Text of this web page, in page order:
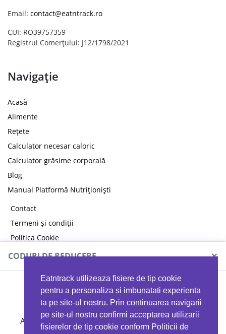
Eatntrack utilizeaza fisiere de tip cookie
pentru a personaliza si imbunatati experienta
ta pe site-ul nostru. Prin continuarea navigarii
pe site-ul nostru confirmi acceptarea utilizarii
fisierelor de tip cookie conform Politicii de
Email: contact@eatntrack.ro
CUI: RO39757359
Registrul Comerțului: J12/1798/2021
Navigație
Acasă
Alimente
Rețete
Calculator necesar caloric
Calculator grăsime corporală
Blog
Manual Platformă Nutriționiști
Contact
Termeni și condiții
Politica Cookie
Politica de confidențialitate
CODURI DE REDUCERE ×
MYPROTEIN
Ai 40%reducere la orice comandă folosind codul